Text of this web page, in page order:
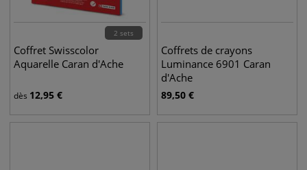
2 sets
Coffret Swisscolor
Aquarelle Caran d'Ache
dès 12,95 €
Coffrets de crayons
Luminance 6901 Caran
d'Ache
89,50 €